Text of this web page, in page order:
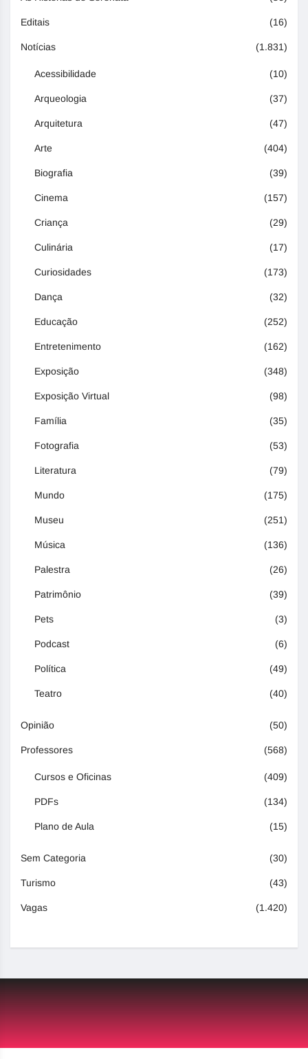
Editais (16)
Notícias (1.831)
Acessibilidade (10)
Arqueologia (37)
Arquitetura (47)
Arte (404)
Biografia (39)
Cinema (157)
Criança (29)
Culinária (17)
Curiosidades (173)
Dança (32)
Educação (252)
Entretenimento (162)
Exposição (348)
Exposição Virtual (98)
Família (35)
Fotografia (53)
Literatura (79)
Mundo (175)
Museu (251)
Música (136)
Palestra (26)
Patrimônio (39)
Pets (3)
Podcast (6)
Política (49)
Teatro (40)
Opinião (50)
Professores (568)
Cursos e Oficinas (409)
PDFs (134)
Plano de Aula (15)
Sem Categoria (30)
Turismo (43)
Vagas (1.420)